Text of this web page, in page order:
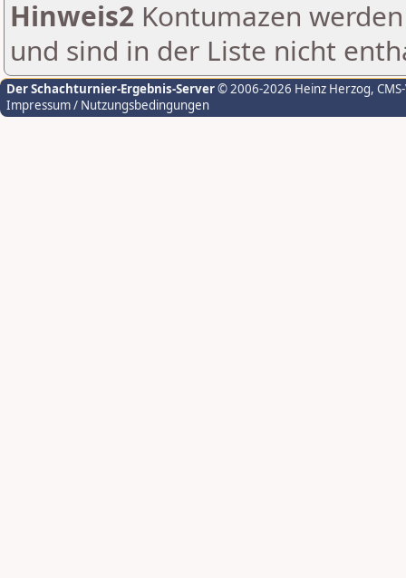
Hinweis2 Kontumazen
und sind in der Liste nicht
Der Schachturnier-Ergebnis-Server© 2006-2026 Heinz Herzog,
Impressum / Nutzungsbedingungen